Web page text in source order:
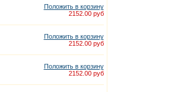
Положить в корзину
2152.00 руб
Положить в корзину
2152.00 руб
Положить в корзину
2152.00 руб